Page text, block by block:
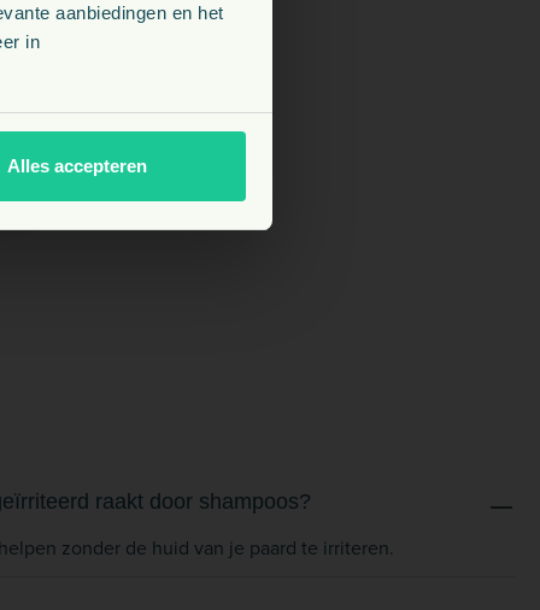
aanbiedingen en het
in
Alles accepteren
raakt door shampoos?
zonder de huid van je paard te irriteren.